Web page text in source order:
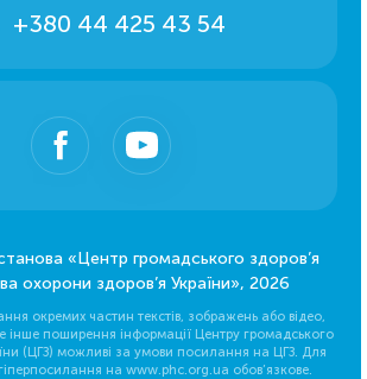
+380 44 425 43 54
«Центр громадського здоров’я
охорони здоров’я України», 2026
окремих частин текстів, зображень або відео,
інше поширення інформації Центру громадського
(ЦГЗ) можливі за умови посилання на ЦГЗ. Для
на www.phc.org.ua обов’язкове.